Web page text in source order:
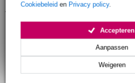
Cookiebeleid en Privacy policy.
Weigeren
Aanpassen
Accepteren
Accessoires (1)